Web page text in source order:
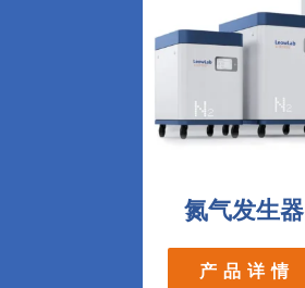
氮气发生器
产 品 详 情